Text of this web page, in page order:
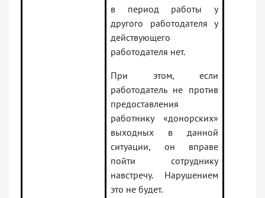
в период работы у
другого работодателя у
действующего
работодателя нет.
При этом, если
работодатель не против
предоставления
работнику «донорских»
выходных в данной
ситуации, он вправе
пойти сотруднику
навстречу. Нарушением
это не будет.